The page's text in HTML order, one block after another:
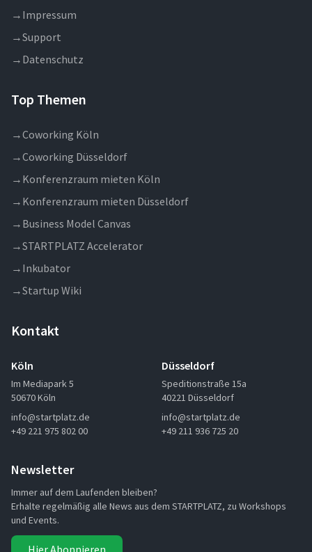
→ Impressum
→Support
→ Datenschutz
Top Themen
→Coworking Köln
→Coworking Düsseldorf
→ Konferenzraum mieten Köln
→ Konferenzraum mieten Düsseldorf
→ Business Model Canvas
→STARTPLATZ Accelerator
→ Inkubator
→Startup Wiki
Kontakt
Köln
Im Mediapark 5
50670 Köln
info@startplatz.de
+49 221 975 802 00
Düsseldorf
Speditionstraße 15a
40221 Düsseldorf
info@startplatz.de
+49 211 936 725 20
Newsletter
Immer auf dem Laufenden bleiben?
Erhalte regelmäßig alle News aus dem STARTPLATZ, zu Workshops
und Events.
Hier Abonnieren